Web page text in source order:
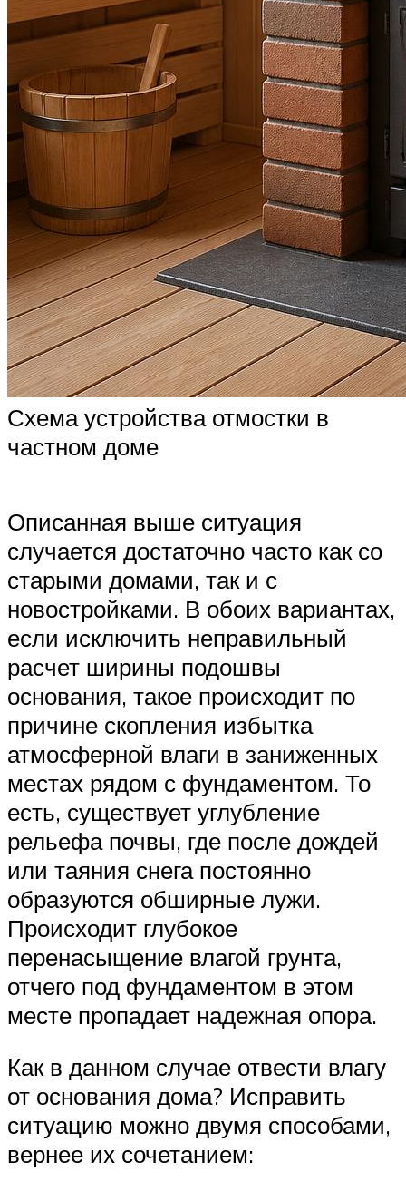
Схема устройства отмостки в
частном доме
Описанная выше ситуация
случается достаточно часто как со
старыми домами, так и с
новостройками. В обоих вариантах,
если исключить неправильный
расчет ширины подошвы
основания, такое происходит по
причине скопления избытка
атмосферной влаги в заниженных
местах рядом с фундаментом. То
есть, существует углубление
рельефа почвы, где после дождей
или таяния снега постоянно
образуются обширные лужи.
Происходит глубокое
перенасыщение влагой грунта,
отчего под фундаментом в этом
месте пропадает надежная опора.
Как в данном случае отвести влагу
от основания дома? Исправить
ситуацию можно двумя способами,
вернее их сочетанием: